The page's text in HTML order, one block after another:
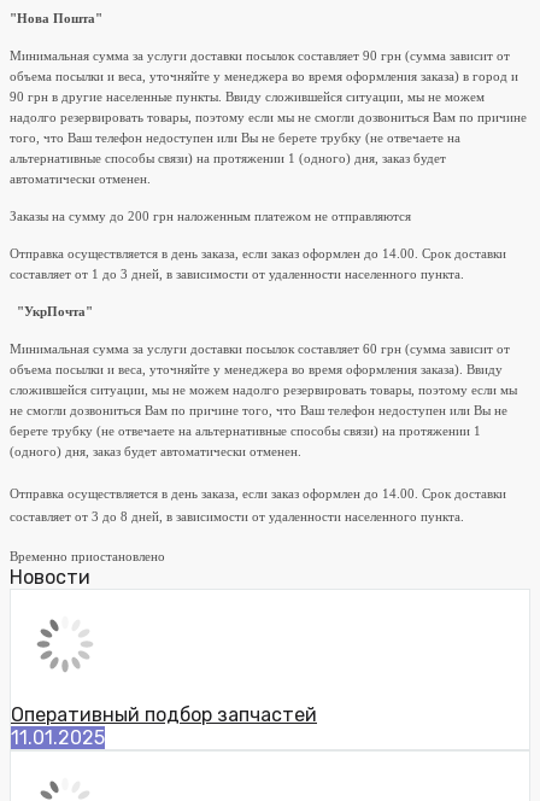
"Нова Пошта"
Минимальная сумма за услуги доставки посылок составляет 90 грн (сумма зависит от
объема посылки и веса, уточняйте у менеджера во время оформления заказа) в город и
90 грн в другие населенные пункты. Ввиду сложившейся ситуации, мы не можем
надолго резервировать товары, поэтому если мы не смогли дозвониться Вам по причине
того, что Ваш телефон недоступен или Вы не берете трубку (не отвечаете на
альтернативные способы связи) на протяжении 1 (одного) дня, заказ будет
автоматически отменен.
Заказы на сумму до 200 грн наложенным платежом не отправляются
Отправка осуществляется в день заказа, если заказ оформлен до 14.00. Срок доставки
составляет от 1 до 3 дней, в зависимости от удаленности населенного пункта.
"УкрПочта"
Минимальная сумма за услуги доставки посылок составляет 60 грн (сумма зависит от
объема посылки и веса, уточняйте у менеджера во время оформления заказа). Ввиду
сложившейся ситуации, мы не можем надолго резервировать товары, поэтому если мы
не смогли дозвониться Вам по причине того, что Ваш телефон недоступен или Вы не
берете трубку (не отвечаете на альтернативные способы связи) на протяжении 1
(одного) дня, заказ будет автоматически отменен.
Отправка осуществляется в день заказа, если заказ оформлен до 14.00. Срок доставки
составляет от 3 до 8 дней, в зависимости от удаленности населенного пункта.
Временно приостановлено
Новости
Оперативный подбор запчастей
11.01.2025